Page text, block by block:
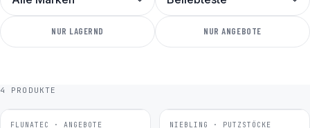
NUR LAGERND NUR ANGEBOTE
4 PRODUKTE
FLUNATEC · ANGEBOTE NIEBLING · PUTZSTÖCKE